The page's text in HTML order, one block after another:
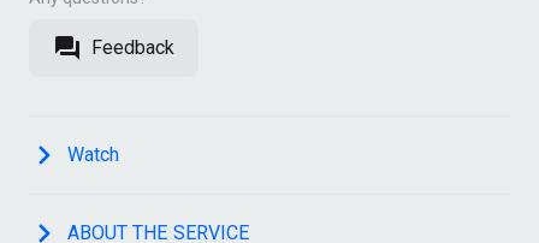
Feedback
Watch
ABOUT THE SERVICE